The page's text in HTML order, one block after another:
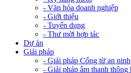
- Văn hóa doanh nghiệp
- Giới thiệu
- Tuyển dụng
- Thư mời hợp tác
Dự án
Giải pháp
- Giải pháp Cổng từ an ninh
- Giải pháp âm thanh thông